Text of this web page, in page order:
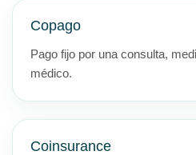
Copago
Pago fijo por una consulta,
médico.
Coinsurance